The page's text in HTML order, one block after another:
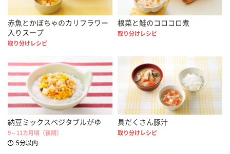
赤魚とかぼちゃのカリフラワー
入りスープ
取り分けレシピ
根菜と鮭のコロコロ煮
取り分けレシピ
納豆ミックスベジタブルがゆ
9～11カ月頃（後期）
5分以内
具だくさん豚汁
取り分けレシピ